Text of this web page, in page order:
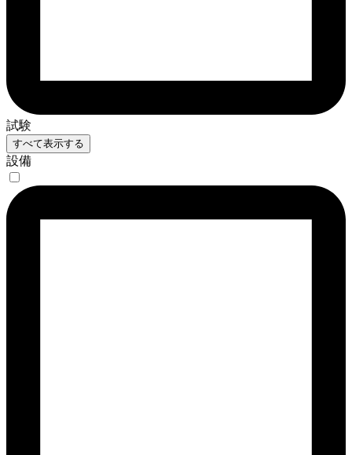
試験
すべて表示する
設備